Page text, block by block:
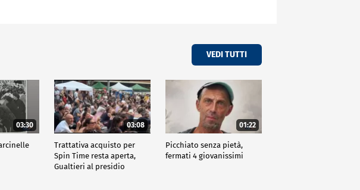
VEDI TUTTI
03:30 03:08
Trattativa acquisto per
Spin Time resta aperta,
Gualtieri al presidio
01:22
Picchiato senza pietà,
fermati 4 giovanissimi